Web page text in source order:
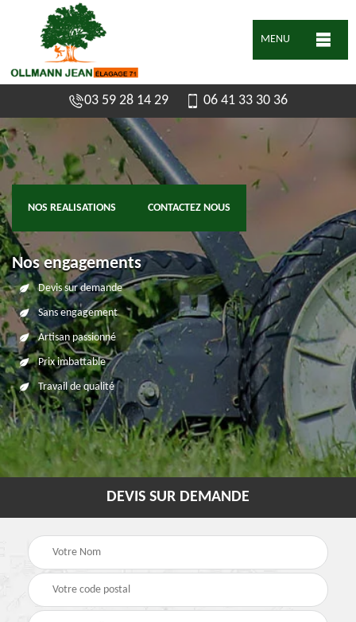
MENU
03 59 28 14 29 06 41 33 30 36
NOS REALISATIONS CONTACTEZ NOUS
Nos engagements
Devis sur demande
Sans engagement
Artisan passionné
Prix imbattable
Travail de qualité
DEVIS SUR DEMANDE